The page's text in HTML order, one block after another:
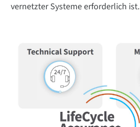
vernetzter Systeme erforderlich ist.